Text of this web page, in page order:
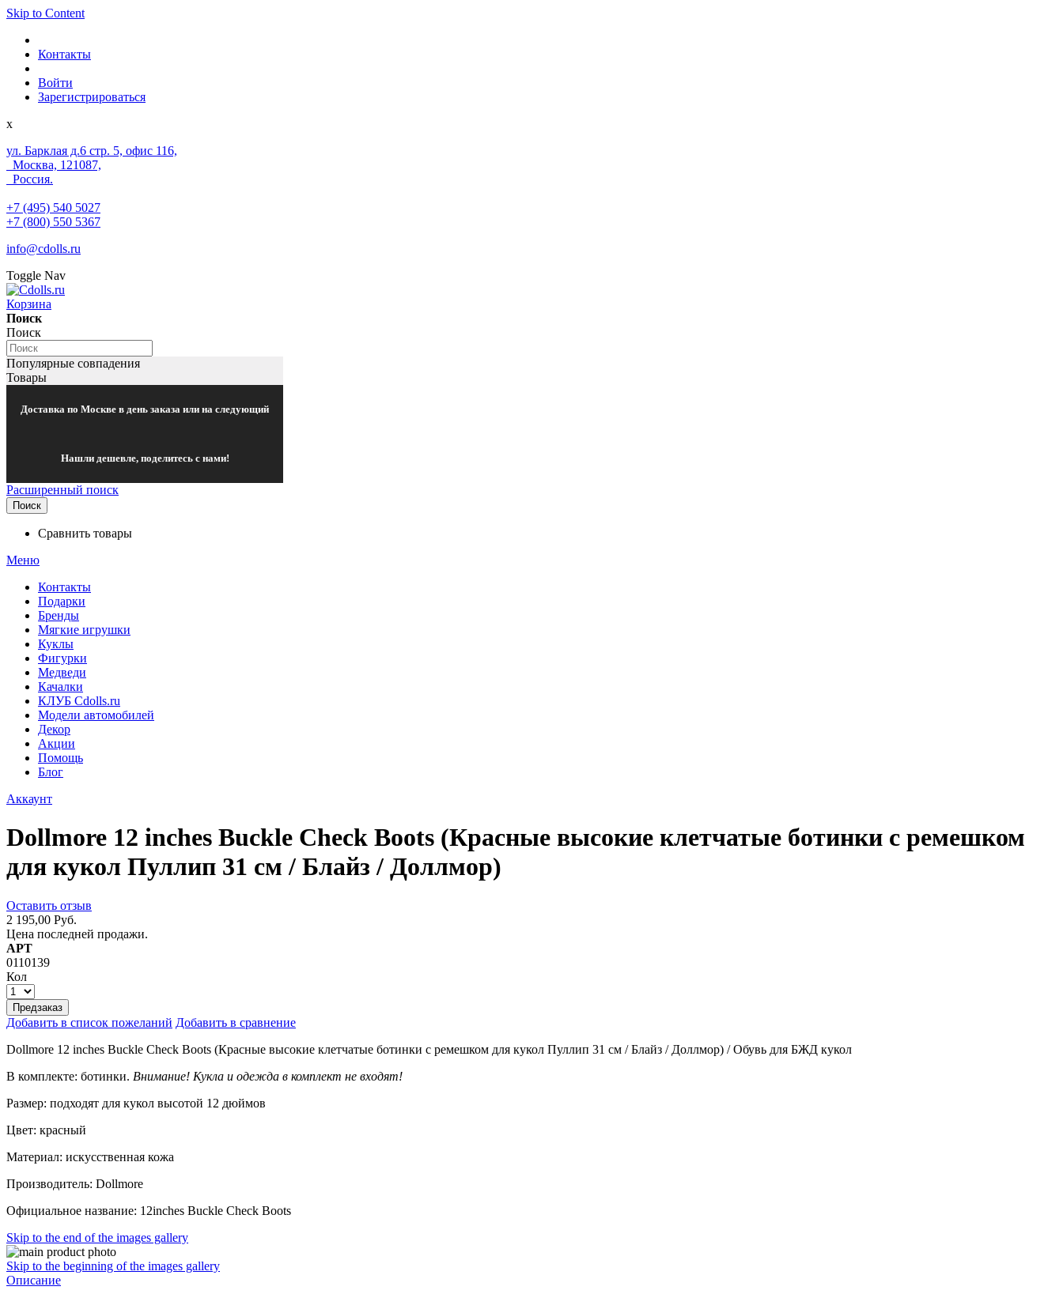
Skip to Content
Контакты
Войти
Зарегистрироваться
x
ул. Барклая д.6 стр. 5, офис 116,
Москва, 121087,
Россия.
+7 (495) 540 5027
+7 (800) 550 5367
info@cdolls.ru
Toggle Nav
Корзина
Поиск
Поиск
Популярные совпадения
Товары
Доставка по Москве в день заказа или на следующий
Нашли дешевле, поделитесь с нами!
Расширенный поиск
Поиск
Сравнить товары
Меню
Контакты
Подарки
Бренды
Мягкие игрушки
Куклы
Фигурки
Медведи
Качалки
КЛУБ Cdolls.ru
Модели автомобилей
Декор
Акции
Помощь
Блог
Аккаунт
Dollmore 12 inches Buckle Check Boots (Красные высокие клетчатые ботинки с ремешком
для кукол Пуллип 31 см / Блайз / Доллмор)
Оставить отзыв
2 195,00 Руб.
Цена последней продажи.
АРТ
0110139
Кол
Предзаказ
Добавить в список пожеланий Добавить в сравнение
Dollmore 12 inches Buckle Check Boots (Красные высокие клетчатые ботинки с ремешком для кукол Пуллип 31 см / Блайз / Доллмор) / Обувь для БЖД кукол
В комплекте: ботинки. Внимание! Кукла и одежда в комплект не входят!
Размер: подходят для кукол высотой 12 дюймов
Цвет: красный
Материал: искусственная кожа
Производитель: Dollmore
Официальное название: 12inches Buckle Check Boots
Skip to the end of the images gallery
Skip to the beginning of the images gallery
Описание